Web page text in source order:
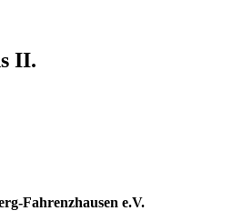
II.
Fahrenzhausen e.V.